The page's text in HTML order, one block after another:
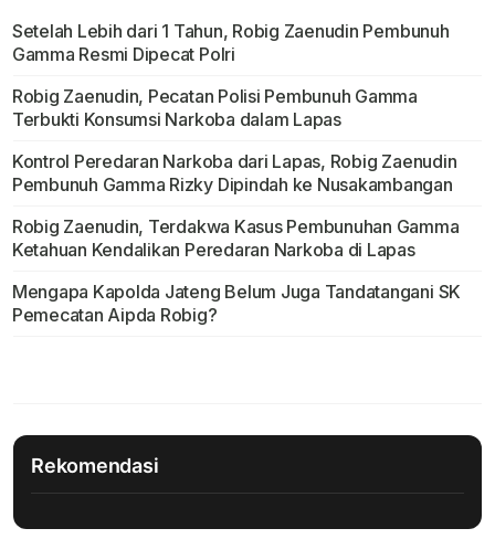
Setelah Lebih dari 1 Tahun, Robig Zaenudin Pembunuh
Gamma Resmi Dipecat Polri
Robig Zaenudin, Pecatan Polisi Pembunuh Gamma
Terbukti Konsumsi Narkoba dalam Lapas
Kontrol Peredaran Narkoba dari Lapas, Robig Zaenudin
Pembunuh Gamma Rizky Dipindah ke Nusakambangan
Robig Zaenudin, Terdakwa Kasus Pembunuhan Gamma
Ketahuan Kendalikan Peredaran Narkoba di Lapas
Mengapa Kapolda Jateng Belum Juga Tandatangani SK
Pemecatan Aipda Robig?
Rekomendasi